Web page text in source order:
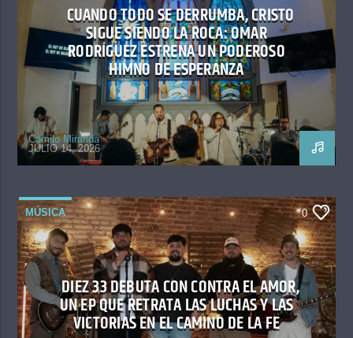
CUANDO TODO SE DERRUMBA, CRISTO
SIGUE SIENDO LA ROCA: OMAR
RODRÍGUEZ ESTRENA UN PODEROSO
HIMNO DE ESPERANZA
Camilo Miranda
JULIO 14, 2026
MÚSICA 0
DIEZ 33 DEBUTA CON CONTRA EL AMOR,
UN EP QUE RETRATA LAS LUCHAS Y LAS
VICTORIAS EN EL CAMINO DE LA FE